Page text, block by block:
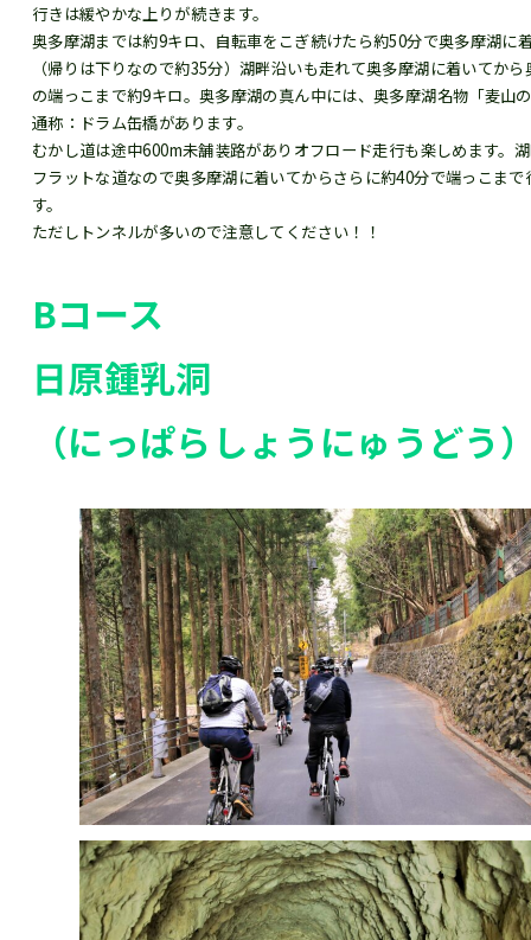
行きは緩やかな上りが続きます。
奥多摩湖までは約9キロ、自転車をこぎ続けたら約50分で奥多摩湖に
（帰りは下りなので約35分）湖畔沿いも走れて奥多摩湖に着いてか
の端っこまで約9キロ。奥多摩湖の真ん中には、奥多摩湖名物「麦山
通称：ドラム缶橋があります。
むかし道は途中600m未舗装路がありオフロード走行も楽しめます。
フラットな道なので奥多摩湖に着いてからさらに約40分で端っこまで
す。
ただしトンネルが多いので注意してください！！
Bコース
日原鍾乳洞
（にっぱらしょうにゅうどう